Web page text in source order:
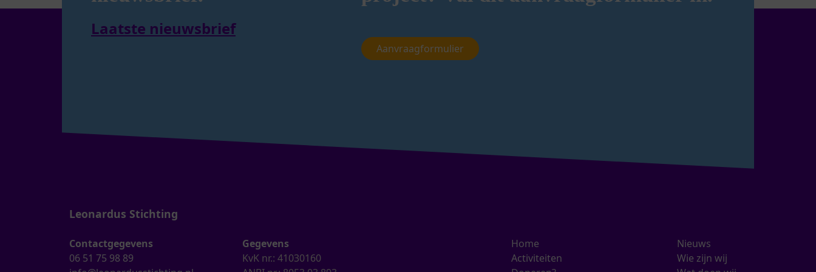
Laatste nieuwsbrief
Aanvraagformulier
Leonardus Stichting
Contactgegevens
06 51 75 98 89
Gegevens
KvK nr.: 41030160
Home
Nieuws
Activiteiten
Wie zijn wij